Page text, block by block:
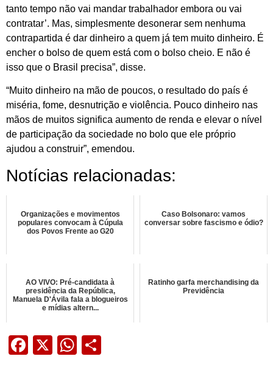
tanto tempo não vai mandar trabalhador embora ou vai
contratar’. Mas, simplesmente desonerar sem nenhuma
contrapartida é dar dinheiro a quem já tem muito dinheiro. É
encher o bolso de quem está com o bolso cheio. E não é
isso que o Brasil precisa”, disse.
“Muito dinheiro na mão de poucos, o resultado do país é
miséria, fome, desnutrição e violência. Pouco dinheiro nas
mãos de muitos significa aumento de renda e elevar o nível
de participação da sociedade no bolo que ele próprio
ajudou a construir”, emendou.
Notícias relacionadas:
Organizações e movimentos
populares convocam à Cúpula
dos Povos Frente ao G20
Caso Bolsonaro: vamos
conversar sobre fascismo e ódio?
AO VIVO: Pré-candidata à
presidência da República,
Manuela D'Ávila fala a blogueiros
e mídias altern...
Ratinho garfa merchandising da
Previdência
Facebook
X WhatsApp